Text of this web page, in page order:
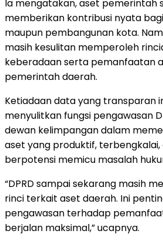
Ia mengatakan, aset pemerintah
memberikan kontribusi nyata
maupun pembangunan kota.
masih kesulitan memperoleh
keberadaan serta pemanfaatan
pemerintah daerah.
Ketiadaan data yang transparan
menyulitkan fungsi pengawasan
dewan kelimpangan dalam
aset yang produktif,
berpotensi memicu masalah
“DPRD sampai sekarang masih
rinci terkait aset daerah. Ini
pengawasan terhadap
berjalan maksimal,” ucapnya.